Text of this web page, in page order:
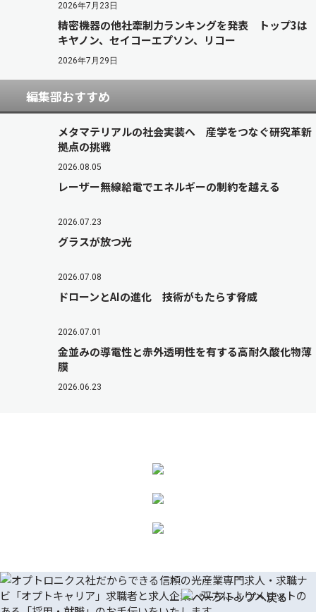
2026年7月23日
精密機器の他社牽制力ランキングを発表 トップ3は
キヤノン、セイコーエプソン、リコー
2026年7月29日
編集部おすすめ
メタマテリアルの社会実装へ 産学をつなぐ研究革新
拠点の挑戦
2026.08.05
レーザー無線給電でエネルギーの制約を越える
2026.07.23
グラスが放つ光
2026.07.08
ドローンとAIの進化 技術がもたらす脅威
2026.07.01
金並みの導電性と赤外透明性を有する高耐久酸化物薄
膜
2026.06.23